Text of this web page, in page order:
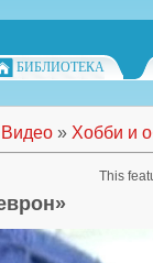
БИБЛИОТЕКА
Видео » Хобби и
This